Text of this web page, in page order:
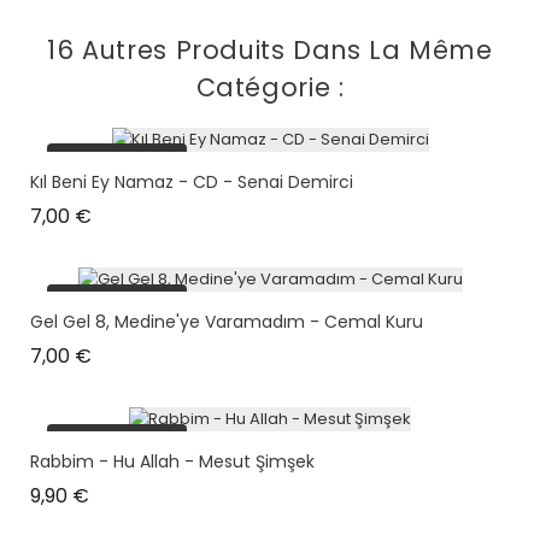
16 Autres Produits Dans La Même
Catégorie :
plus en stock
Kıl Beni Ey Namaz - CD - Senai Demirci
7,00 €
plus en stock
Gel Gel 8, Medine'ye Varamadım - Cemal Kuru
7,00 €
plus en stock
Rabbim - Hu Allah - Mesut Şimşek
9,90 €